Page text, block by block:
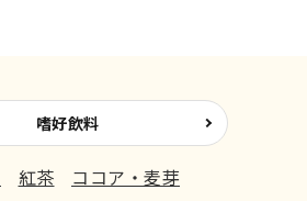
嗜好飲料
紅茶
ココア・麦芽